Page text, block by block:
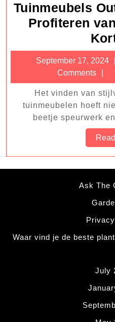
Tuinmeubels
Profiteren
September 17, 2024
Comments
Het vinden van stijlvolle en functionele
tuinmeubelen hoeft
beetje speurwerk
Ask The
Waar vind je de beste
July